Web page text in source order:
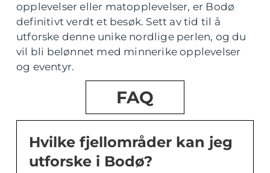
opplevelser eller matopplevelser, er Bodø
definitivt verdt et besøk. Sett av tid til å
utforske denne unike nordlige perlen, og du
vil bli belønnet med minnerike opplevelser
og eventyr.
FAQ
Hvilke fjellområder kan jeg
utforske i Bodø?